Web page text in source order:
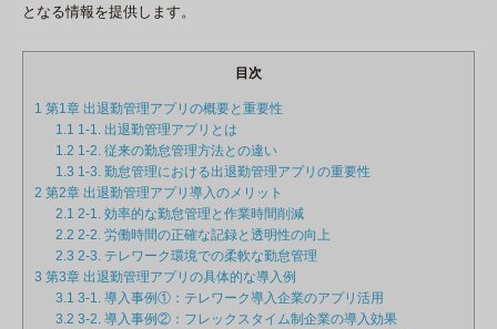
となる情報を提供します。
目次
1 第1章 出退勤管理アプリの概要と重要性
1.1 1-1. 出退勤管理アプリとは
1.2 1-2. 従来の勤怠管理方法との違い
1.3 1-3. 勤怠管理における出退勤管理アプリの重要性
2 第2章 出退勤管理アプリ導入のメリット
2.1 2-1. 効率的な勤怠管理と作業時間削減
2.2 2-2. 労働時間の正確な記録と透明性の向上
2.3 2-3. テレワーク環境での柔軟な勤怠管理
3 第3章 出退勤管理アプリの具体的な導入例
3.1 3-1. 導入事例①：テレワーク導入企業のアプリ活用
3.2 3-2. 導入事例②：フレックスタイム制企業の導入効果